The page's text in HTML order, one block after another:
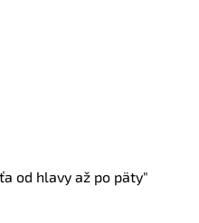
od hlavy až po päty"